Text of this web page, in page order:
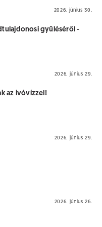
2026. június 30.
gyűléséről -
2026. június 29.
az ivóvízzel!
2026. június 29.
2026. június 26.